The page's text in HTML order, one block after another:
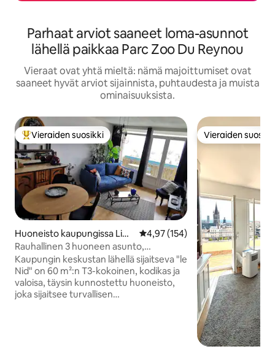
Parhaat arviot saaneet loma-asunnot
lähellä paikkaa Parc Zoo Du Reynou
Vieraat ovat yhtä mieltä: nämä majoittumiset ovat
saaneet hyvät arviot sijainnista, puhtaudesta ja muista
ominaisuuksista.
Vieraiden suosikkien parhaimmistoa
Vieraiden suosikki
Huoneisto kaupungissa Lim
oges
Keskimääräinen arvio 4,97/5,
4,97 (154)
Rauhallinen 3 huoneen asunto,
yksityinen pysäköintitila,
panoraamanäkymä.
Kaupungin keskustan lähellä sijaitseva "le
Nid" on 60 m²:n T3-kokoinen, kodikas ja
valoisa, täysin kunnostettu huoneisto,
joka sijaitsee turvallisen
Vieraiden
Vieraiden